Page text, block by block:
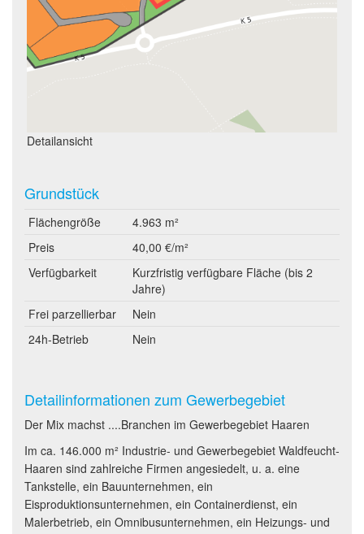
Detailansicht
Grundstück
Flächengröße
4.963 m²
Preis
40,00 €/m²
Verfügbarkeit
Kurzfristig verfügbare Fläche (bis 2
Jahre)
Frei parzellierbar
Nein
24h-Betrieb
Nein
Detailinformationen zum Gewerbegebiet
Der Mix machst ....Branchen im Gewerbegebiet Haaren
Im ca. 146.000 m² Industrie- und Gewerbegebiet Waldfeucht-
Haaren sind zahlreiche Firmen angesiedelt, u. a. eine
Tankstelle, ein Bauunternehmen, ein
Eisproduktionsunternehmen, ein Containerdienst, ein
Malerbetrieb, ein Omnibusunternehmen, ein Heizungs- und